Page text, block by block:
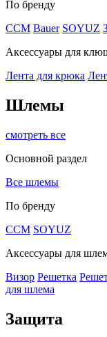
По бренду
CCM Bauer SOYUZ
Аксессуары для
Лента для крюка
Шлемы
смотреть все
Основной раздел
Все шлемы
По бренду
CCM SOYUZ
Аксессуары для
Визор Решетка
для шлема
Защита